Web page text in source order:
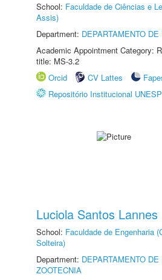
School: Faculdade de Ciências e
Assis)
Department: DEPARTAMENTO
Academic Appointment Category:
title: MS-3.2
Orcid
CV Lattes
Repositório Institucional UNESP
Luciola Santos Lannes
School: Faculdade de Engenharia
Solteira)
Department: DEPARTAMENTO
ZOOTECNIA